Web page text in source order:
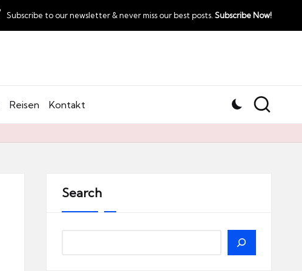
Subscribe to our newsletter & never miss our best posts. Subscribe Now!
Reisen Kontakt
Search